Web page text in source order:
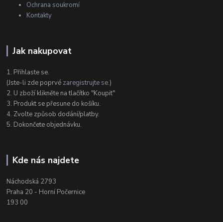
Ochrana soukromí
Kontakty
Jak nakupovat
1. Přihlaste se.
(Jste-li zde poprvé zaregistrujte se.)
2. U zboží klikněte na tlačítko "Koupit"
3. Produkt se přesune do košíku.
4. Zvolte způsob dodání/platby.
5. Dokončete objednávku.
Kde nás najdete
Náchodská 2793
Praha 20 - Horní Počernice
193 00